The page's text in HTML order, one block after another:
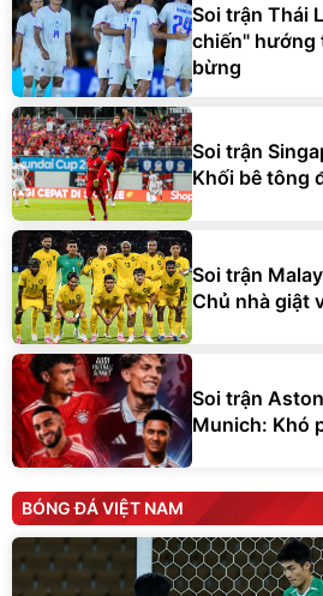
Soi trận Thái
chiến" hướng
bừng
Soi trận
Khối bê tông
Soi trận
Chủ nhà giật
Soi trận
Munich: Khó
BÓNG ĐÁ VIỆT NAM